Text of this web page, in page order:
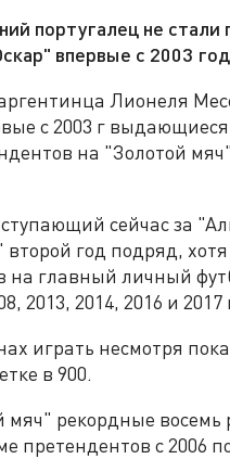
португалец не стали
впервые с 2003
Лионеля
с 2003 г
на "Золотой
сейчас за
год подряд,
на главный личный
2013, 2014, 2016 и 2017
играть несмотря пока
в 900.
рекордные восемь
претендентов с 2006